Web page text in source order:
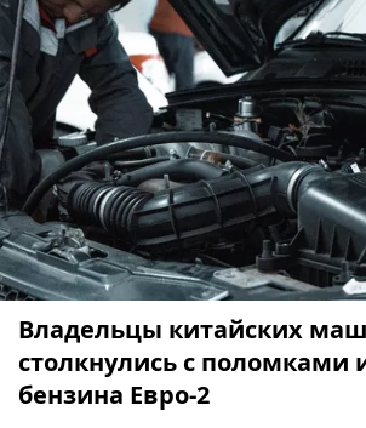
Владельцы китайских
столкнулись с поломками
бензина Евро-2